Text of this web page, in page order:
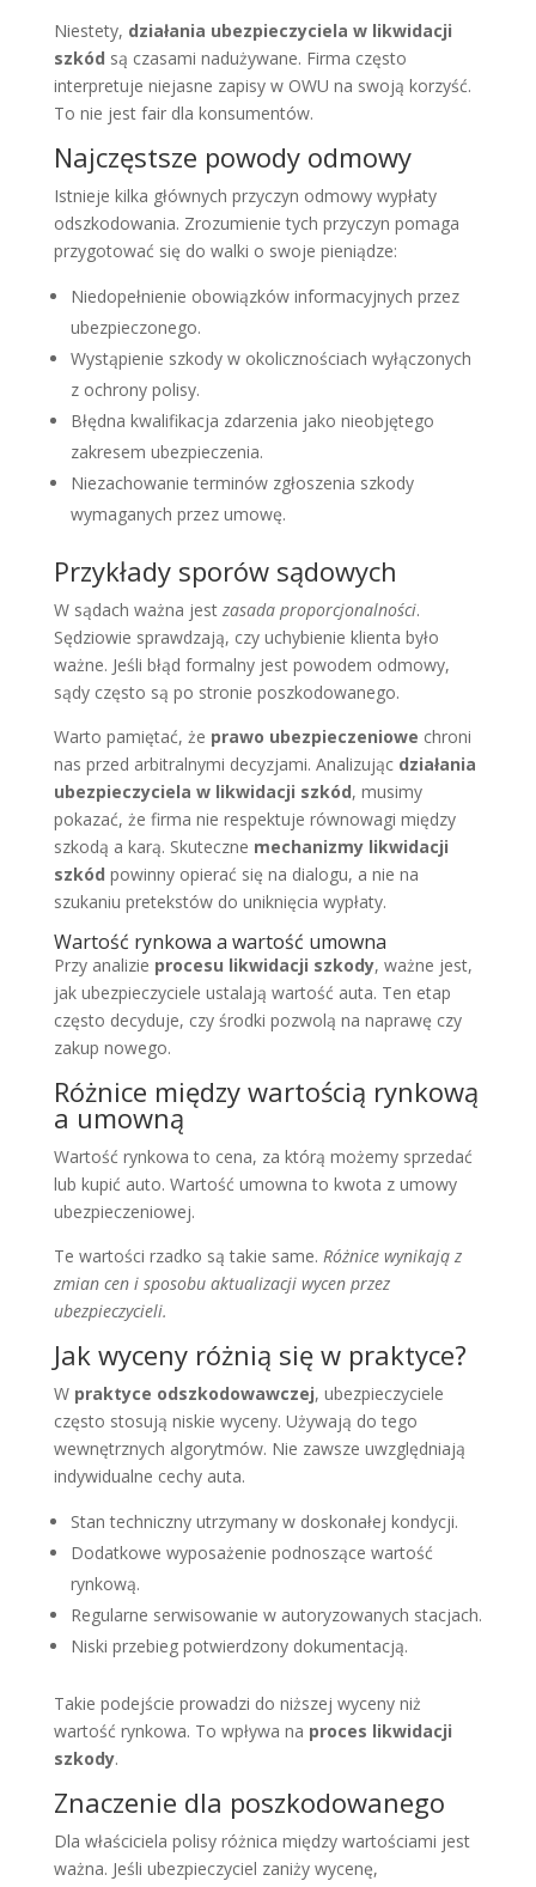
Niestety, działania ubezpieczyciela w likwidacji
szkód są czasami nadużywane. Firma często
interpretuje niejasne zapisy w OWU na swoją korzyść.
To nie jest fair dla konsumentów.
Najczęstsze powody odmowy
Istnieje kilka głównych przyczyn odmowy wypłaty
odszkodowania. Zrozumienie tych przyczyn pomaga
przygotować się do walki o swoje pieniądze:
Niedopełnienie obowiązków informacyjnych przez
ubezpieczonego.
Wystąpienie szkody w okolicznościach wyłączonych
z ochrony polisy.
Błędna kwalifikacja zdarzenia jako nieobjętego
zakresem ubezpieczenia.
Niezachowanie terminów zgłoszenia szkody
wymaganych przez umowę.
Przykłady sporów sądowych
W sądach ważna jest zasada proporcjonalności.
Sędziowie sprawdzają, czy uchybienie klienta było
ważne. Jeśli błąd formalny jest powodem odmowy,
sądy często są po stronie poszkodowanego.
Warto pamiętać, że prawo ubezpieczeniowe chroni
nas przed arbitralnymi decyzjami. Analizując działania
ubezpieczyciela w likwidacji szkód, musimy
pokazać, że firma nie respektuje równowagi między
szkodą a karą. Skuteczne mechanizmy likwidacji
szkód powinny opierać się na dialogu, a nie na
szukaniu pretekstów do uniknięcia wypłaty.
Wartość rynkowa a wartość umowna
Przy analizie procesu likwidacji szkody, ważne jest,
jak ubezpieczyciele ustalają wartość auta. Ten etap
często decyduje, czy środki pozwolą na naprawę czy
zakup nowego.
Różnice między wartością rynkową
a umowną
Wartość rynkowa to cena, za którą możemy sprzedać
lub kupić auto. Wartość umowna to kwota z umowy
ubezpieczeniowej.
Te wartości rzadko są takie same. Różnice wynikają z
zmian cen i sposobu aktualizacji wycen przez
ubezpieczycieli.
Jak wyceny różnią się w praktyce?
W praktyce odszkodowawczej, ubezpieczyciele
często stosują niskie wyceny. Używają do tego
wewnętrznych algorytmów. Nie zawsze uwzględniają
indywidualne cechy auta.
Stan techniczny utrzymany w doskonałej kondycji.
Dodatkowe wyposażenie podnoszące wartość
rynkową.
Regularne serwisowanie w autoryzowanych stacjach.
Niski przebieg potwierdzony dokumentacją.
Takie podejście prowadzi do niższej wyceny niż
wartość rynkowa. To wpływa na proces likwidacji
szkody.
Znaczenie dla poszkodowanego
Dla właściciela polisy różnica między wartościami jest
ważna. Jeśli ubezpieczyciel zaniży wycenę,